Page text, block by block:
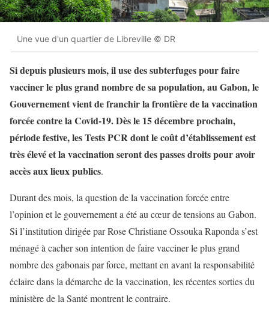
Une vue d'un quartier de Libreville © DR
Si depuis plusieurs mois, il use des subterfuges pour faire
vacciner le plus grand nombre de sa population, au Gabon, le
Gouvernement vient de franchir la frontière de la vaccination
forcée contre la Covid-19. Dès le 15 décembre prochain,
période festive, les Tests PCR dont le coût d’établissement est
très élevé et la vaccination seront des passes droits pour avoir
accès aux lieux publics.
Durant des mois, la question de la vaccination forcée entre
l’opinion et le gouvernement a été au cœur de tensions au Gabon.
Si l’institution dirigée par Rose Christiane Ossouka Raponda s’est
ménagé à cacher son intention de faire vacciner le plus grand
nombre des gabonais par force, mettant en avant la responsabilité
éclaire dans la démarche de la vaccination, les récentes sorties du
ministère de la Santé montrent le contraire.